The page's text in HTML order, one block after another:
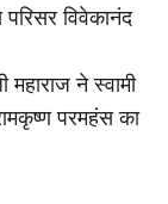
विवेकानंद
महाराज ने स्वामी
परमहंस का